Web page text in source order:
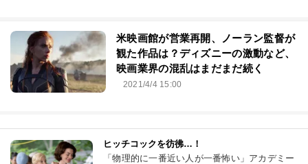
米映画館が営業再開、ノーラン監督が
観た作品は？ディズニーの激動など、
映画業界の混乱はまだまだ続く
2021/4/4 15:00
ヒッチコックを彷彿…！
「物理的に一番近い人が一番怖い」アカデミー